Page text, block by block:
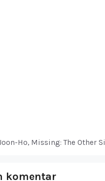
Ho, Missing: The Other
komentar